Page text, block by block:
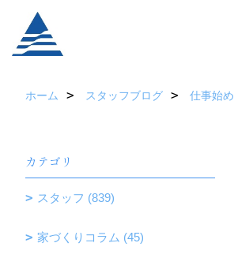
ホーム スタッフブログ 仕事始め
カテゴリ
スタッフ (839)
家づくりコラム (45)